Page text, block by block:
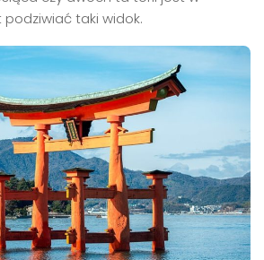
taki widok.